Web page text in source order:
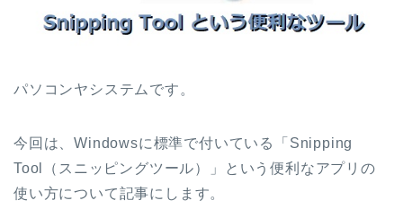
パソコンヤシステムです。
今回は、Windowsに標準で付いている「Snipping
Tool（スニッピングツール）」という便利なアプリの
使い方について記事にします。